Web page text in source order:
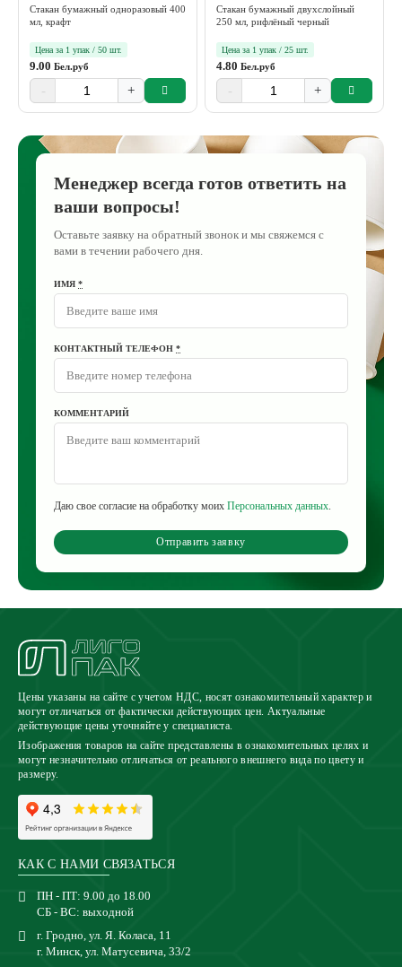
Стакан бумажный одноразовый 400
мл, крафт
Цена за 1 упак / 50 шт.
9.00 Бел.руб
- +
Стакан бумажный двухслойный
250 мл, рифлёный черный
Цена за 1 упак / 25 шт.
4.80 Бел.руб
- +
Менеджер всегда готов ответить на
ваши вопросы!
Оставьте заявку на обратный звонок и мы свяжемся с
вами в течении рабочего дня.
ИМЯ *
КОНТАКТНЫЙ ТЕЛЕФОН *
КОММЕНТАРИЙ
Даю свое согласие на обработку моих Персональных данных.
Отправить заявку
Цены указаны на сайте с учетом НДС, носят ознакомительный характер и
могут отличаться от фактически действующих цен. Актуальные
действующие цены уточняйте у специалиста.
Изображения товаров на сайте представлены в ознакомительных целях и
могут незначительно отличаться от реального внешнего вида по цвету и
размеру.
КАК С НАМИ СВЯЗАТЬСЯ
ПН - ПТ: 9.00 до 18.00
СБ - ВС: выходной
г. Гродно, ул. Я. Коласа, 11
г. Минск, ул. Матусевича, 33/2